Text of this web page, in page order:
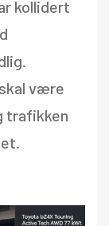
kollidert
være
trafikken